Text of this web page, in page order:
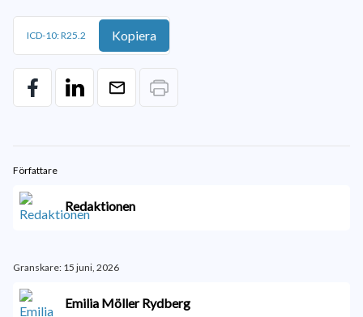
ICD-10: R25.2 Kopiera
Författare
Redaktionen
Granskare: 15 juni, 2026
Emilia Möller Rydberg